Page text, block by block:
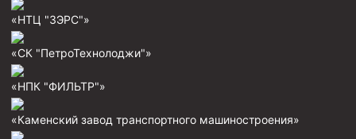
Муфта ОТТГ 146
Буровое оборудование
Фонтанная и запорная арматура
«НТЦ "ЗЭРС"»
«СК "ПетроТехнолоджи"»
«НПК "ФИЛЬТР"»
«Каменский завод транспортного машиностроения»